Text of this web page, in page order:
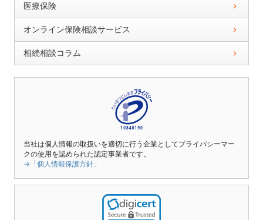
医療保険
オンライン保険相談サービス
相続相談コラム
当社は個人情報の取扱いを適切に行う企業としてプライバシーマー
クの使用を認められた認定事業者です。
→「個人情報保護方針」